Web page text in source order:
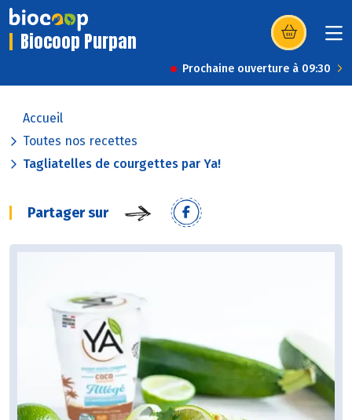
Biocoop Purpan (s’ouvre dans
Prochaine ouverture à 09:30
Accueil
Toutes nos recettes
Tagliatelles de courgettes par Ya!
Partager sur